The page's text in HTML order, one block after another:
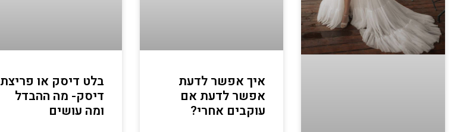
איך אפשר לדעת
אפשר לדעת אם
עוקבים אחרי?
בלט דיסק או פריצת
דיסק- מה ההבדל
ומה עושים